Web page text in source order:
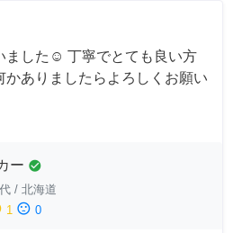
ました☺️ 丁寧でとても良い方
かありましたらよろしくお願い
ー check_circle
/ 北海道
1 sentiment_dissatisfied 0